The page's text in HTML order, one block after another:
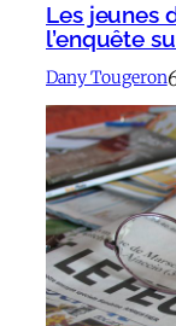
Les jeunes
l’enquête
Dany Tougeron